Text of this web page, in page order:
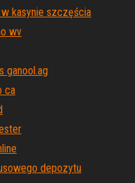
kasynie szczęścia
wv
ganool.ag
ca
depozytu